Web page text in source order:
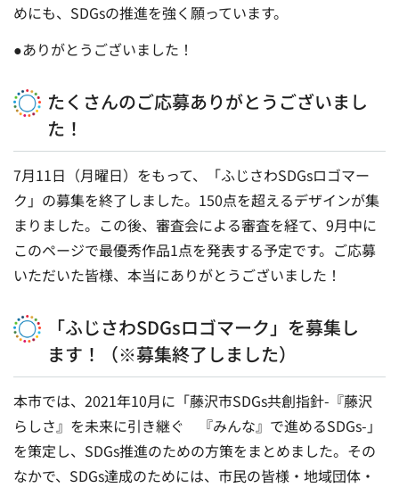
めにも、SDGsの推進を強く願っています。
●ありがとうございました！
たくさんのご応募ありがとうございまし
た！
7月11日（月曜日）をもって、「ふじさわSDGsロゴマー
ク」の募集を終了しました。150点を超えるデザインが集
まりました。この後、審査会による審査を経て、9月中に
このページで最優秀作品1点を発表する予定です。ご応募
いただいた皆様、本当にありがとうございました！
「ふじさわSDGsロゴマーク」を募集し
ます！（※募集終了しました）
本市では、2021年10月に「藤沢市SDGs共創指針-『藤沢
らしさ』を未来に引き継ぐ 『みんな』で進めるSDGs-」
を策定し、SDGs推進のための方策をまとめました。その
なかで、SDGs達成のためには、市民の皆様・地域団体・